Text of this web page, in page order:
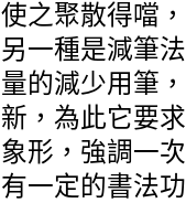
使之聚散得噹
另一種是減筆
量的減少用筆
新 ，為此它要
象形，強調一
有一定的書法